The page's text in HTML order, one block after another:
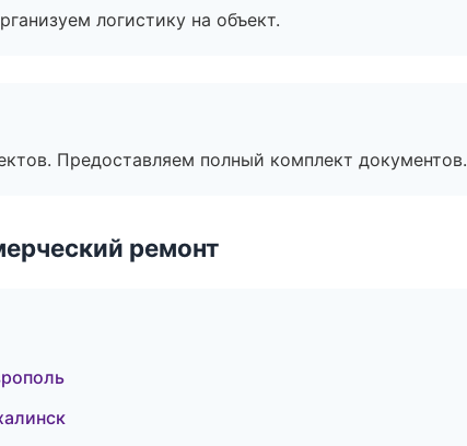
логистику на объект.
Предоставляем полный комплект документов.
ремонт